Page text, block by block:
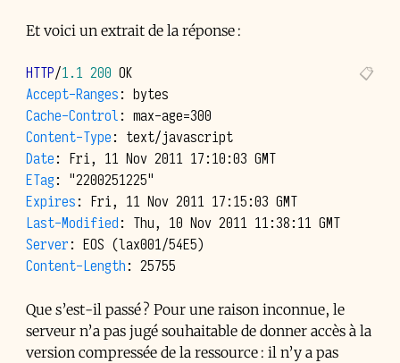
Et voici un extrait de la réponse :
HTTP/1.1 200 OK
Accept-Ranges: bytes
Cache-Control: max-age=300
Content-Type: text/javascript
Date: Fri, 11 Nov 2011 17:10:03 GMT
ETag: "2200251225"
Expires: Fri, 11 Nov 2011 17:15:03 GMT
Last-Modified: Thu, 10 Nov 2011 11:38:11 GMT
Server: EOS (lax001/54E5)
Content-Length: 25755
Que s’est-il passé ? Pour une raison inconnue, le
serveur n’a pas jugé souhaitable de donner accès à la
version compressée de la ressource : il n’y a pas